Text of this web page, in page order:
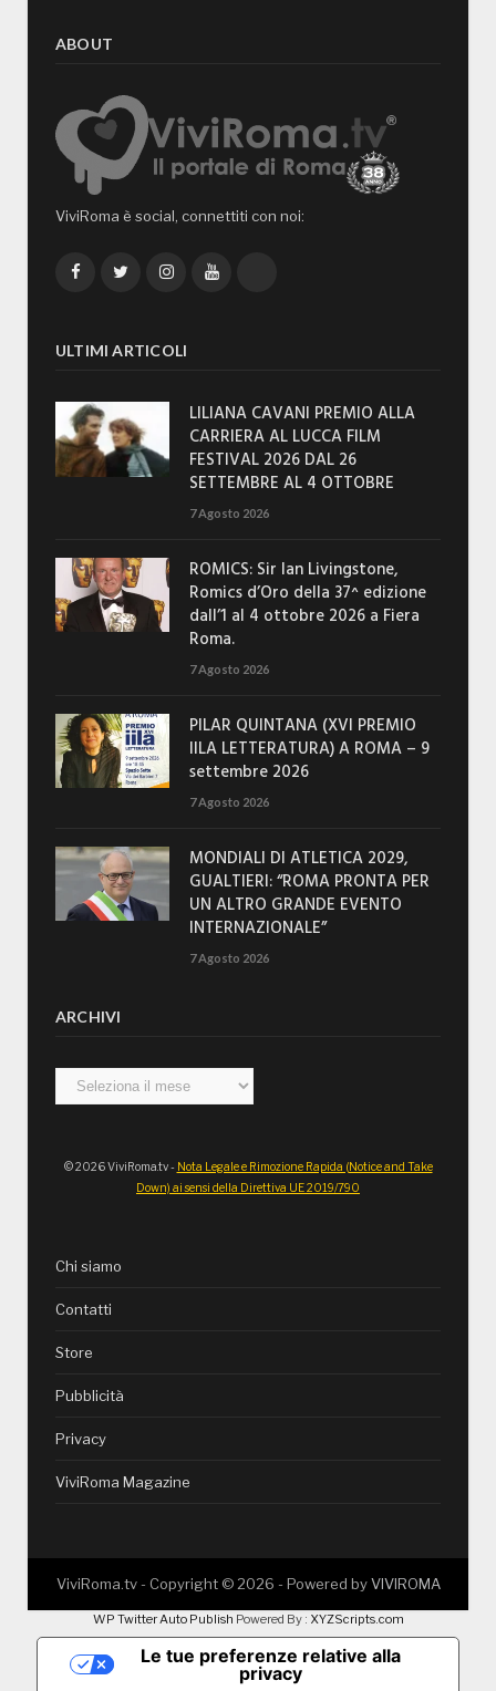
ABOUT
ViviRoma è social, connettiti con noi:
FacebookTwitterInstagramYouTube
ULTIMI ARTICOLI
LILIANA CAVANI PREMIO ALLA
CARRIERA AL LUCCA FILM
FESTIVAL 2026 DAL 26
SETTEMBRE AL 4 OTTOBRE
7 Agosto 2026
ROMICS: Sir Ian Livingstone,
Romics d’Oro della 37^ edizione
dall’1 al 4 ottobre 2026 a Fiera
Roma.
7 Agosto 2026
PILAR QUINTANA (XVI PREMIO
IILA LETTERATURA) A ROMA – 9
settembre 2026
7 Agosto 2026
MONDIALI DI ATLETICA 2029,
GUALTIERI: “ROMA PRONTA PER
UN ALTRO GRANDE EVENTO
INTERNAZIONALE”
7 Agosto 2026
ARCHIVI
Archivi
© 2026 ViviRoma.tv - Nota Legale e Rimozione Rapida (Notice and Take
Down) ai sensi della Direttiva UE 2019/790
Chi siamo
Contatti
Store
Pubblicità
Privacy
ViviRoma Magazine
ViviRoma.tv - Copyright © 2026 - Powered byVIVIROMA
WP Twitter Auto Publish Powered By : XYZScripts.com
Le tue preferenze relative alla
privacy